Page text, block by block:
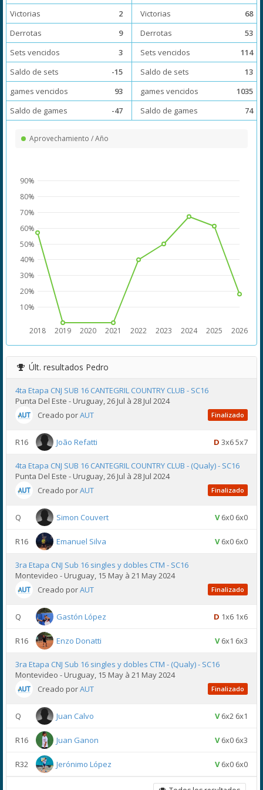
Victorias
2
Derrotas
9
Sets vencidos
3
Saldo de sets
-15
games vencidos
93
Saldo de games
-47
Victorias
68
Derrotas
53
Sets vencidos
114
Saldo de sets
13
games vencidos
1035
Saldo de games
74
Aprovechamiento / Año
2018 2019 2020 2021 2022 2023 2024 2025 2026
10%
20%
30%
40%
50%
60%
70%
80%
90%
Últ. resultados Pedro
4ta Etapa CNJ SUB 16 CANTEGRIL COUNTRY CLUB - SC16
Punta Del Este - Uruguay, 26 Jul à 28 Jul 2024
Creado porAUT Finalizado
R16 João Refatti D 3x6 5x7
4ta Etapa CNJ SUB 16 CANTEGRIL COUNTRY CLUB - (Qualy) - SC16
Punta Del Este - Uruguay, 26 Jul à 28 Jul 2024
Creado porAUT Finalizado
Q Simon Couvert V6x0 6x0
R16 Emanuel Silva V6x0 6x0
3ra Etapa CNJ Sub 16 singles y dobles CTM - SC16
Montevideo - Uruguay, 15 May à 21 May 2024
Creado porAUT Finalizado
Q Gastón López D 1x6 1x6
R16 Enzo Donatti V6x1 6x3
3ra Etapa CNJ Sub 16 singles y dobles CTM - (Qualy) - SC16
Montevideo - Uruguay, 15 May à 21 May 2024
Creado porAUT Finalizado
Q Juan Calvo V6x2 6x1
R16 Juan Ganon V6x0 6x3
R32 Jerónimo López V6x0 6x0